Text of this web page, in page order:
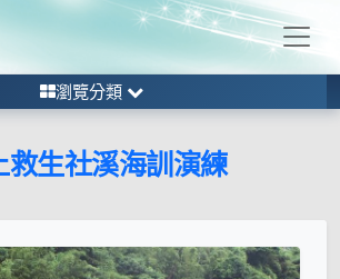
瀏覽分類
救生社溪海訓演練